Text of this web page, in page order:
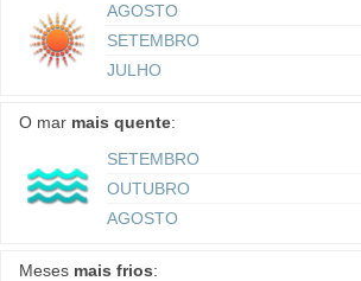
AGOSTO
SETEMBRO
JULHO
O mar mais quente:
SETEMBRO
OUTUBRO
AGOSTO
Meses mais frios: